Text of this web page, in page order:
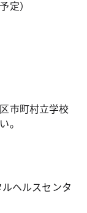
定）
市町村立学校
。
ヘルスセンタ